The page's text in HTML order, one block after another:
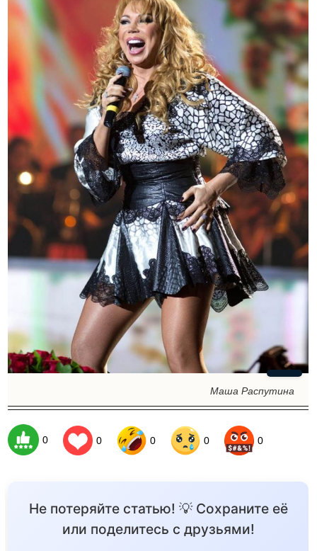
Маша Распутина
0 0 0 0 0
Не потеряйте статью! 💡 Сохраните её
или поделитесь с друзьями!